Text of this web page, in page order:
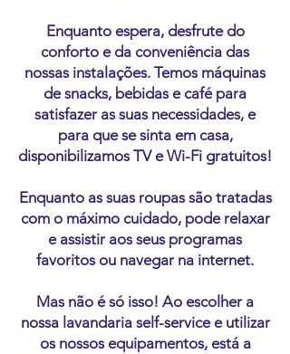
Enquanto espera, desfrute do
conforto e da conveniência das
nossas instalações. Temos máquinas
de snacks, bebidas e café para
satisfazer as suas necessidades, e
para que se sinta em casa,
disponibilizamos TV e Wi-Fi gratuitos!
Enquanto as suas roupas são tratadas
com o máximo cuidado, pode relaxar
e assistir aos seus programas
favoritos ou navegar na internet.
Mas não é só isso! Ao escolher a
nossa lavandaria self-service e utilizar
os nossos equipamentos, está a